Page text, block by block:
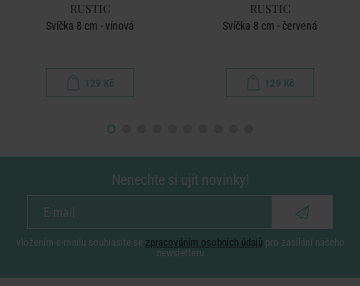
RUSTIC
Svíčka 8 cm - vínová
129 Kč
RUSTIC
Svíčka 8 cm - červená
129 Kč
Nenechte si ujít novinky!
vložením e-mailu souhlasíte se zpracováním osobních údajů pro zasílání našeho
newsletteru